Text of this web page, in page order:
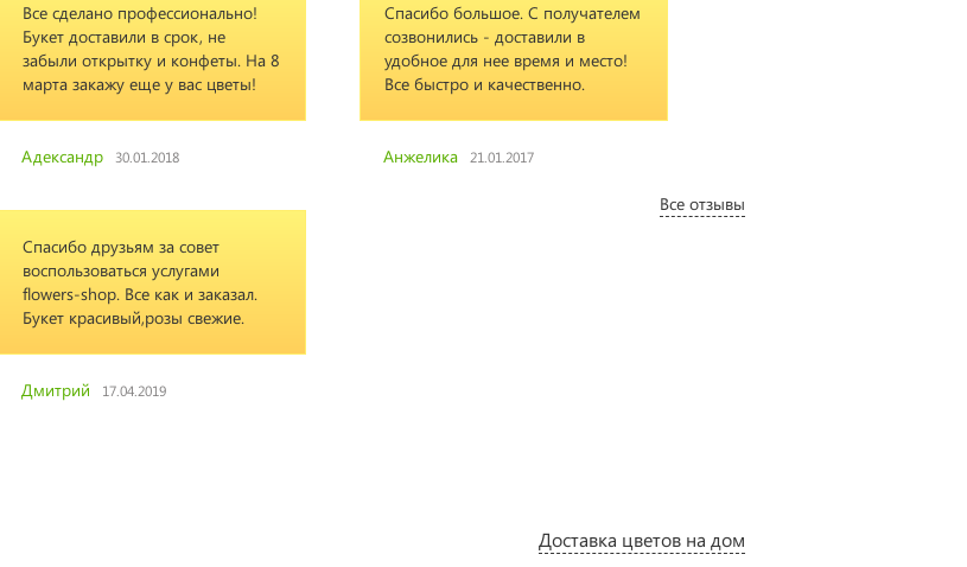
Все сделано профессионально!
Букет доставили в срок, не
забыли открытку и конфеты. На 8
марта закажу еще у вас цветы!
Адександр 30.01.2018
Спасибо большое. С получателем
созвонились - доставили в
удобное для нее время и место!
Все быстро и качественно.
Анжелика 21.01.2017
Спасибо друзьям за совет
воспользоваться услугами
flowers-shop. Все как и заказал.
Букет красивый,розы свежие.
Дмитрий 17.04.2019
Все отзывы
Доставка цветов на дом